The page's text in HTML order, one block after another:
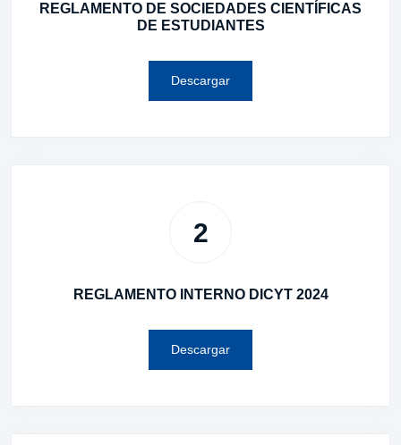
REGLAMENTO DE SOCIEDADES CIENTÍFICAS
DE ESTUDIANTES
Descargar
2
REGLAMENTO INTERNO DICYT 2024
Descargar